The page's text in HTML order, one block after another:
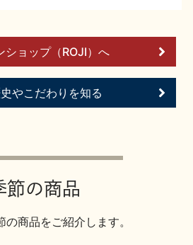
ショップ（ROJI）へ
やこだわりを知る
節の商品
の商品をご紹介します。